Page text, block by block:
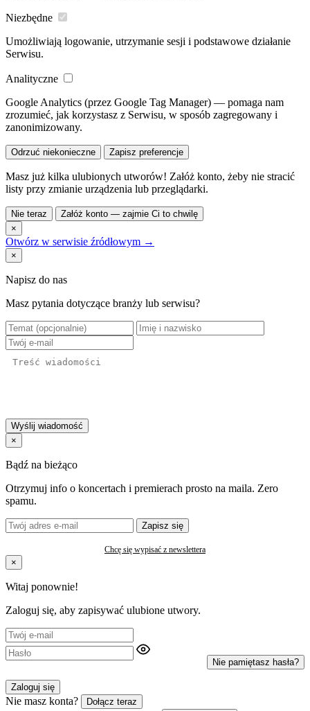
Niezbędne
Umożliwiają logowanie, utrzymanie sesji i podstawowe działanie
Serwisu.
Analityczne
Google Analytics (przez Google Tag Manager) — pomaga nam
zrozumieć, jak korzystasz z Serwisu, w sposób zagregowany i
zanonimizowany.
Odrzuć niekonieczne Zapisz preferencje
Masz już kilka ulubionych utworów! Załóż konto, żeby nie stracić
listy przy zmianie urządzenia lub przeglądarki.
Nie teraz
Załóż konto — zajmie Ci to chwilę
×
Otwórz w serwisie źródłowym →
×
Napisz do nas
Masz pytania dotyczące branży lub serwisu?
Wyślij wiadomość
×
Bądź na bieżąco
Otrzymuj info o koncertach i premierach prosto na maila. Zero
spamu.
Zapisz się
Chcę się wypisać z newslettera
×
Witaj ponownie!
Zaloguj się, aby zapisywać ulubione utwory.
Nie pamiętasz hasła?
Zaloguj się
Nie masz konta? Dołącz teraz